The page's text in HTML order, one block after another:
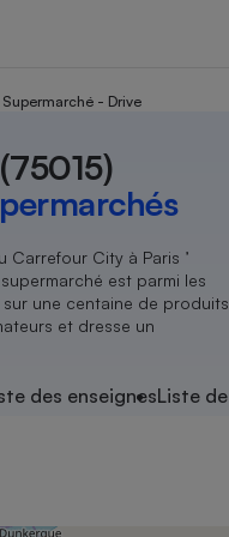
Supermarché - Drive
Carrefour City à Paris ’
est parmi les
une centaine de produits
et dresse un
des enseignesListe
- Grande surface
de vente -
de défense
judiciairegratuit
- Vente - Travaux
électrique
administrative
marchand
aérien